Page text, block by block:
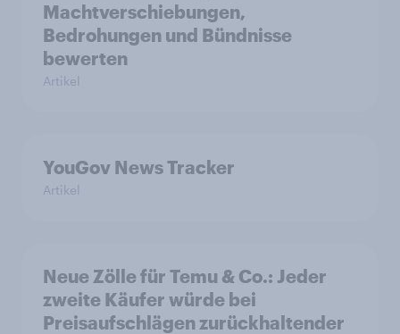
Machtverschiebungen,
Bedrohungen und Bündnisse
bewerten
Artikel
YouGov News Tracker
Artikel
Neue Zölle für Temu & Co.: Jeder
zweite Käufer würde bei
Preisaufschlägen zurückhaltender